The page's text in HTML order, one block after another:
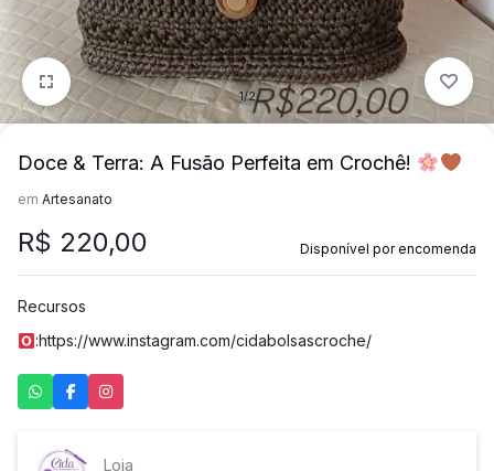
1/2
Doce & Terra: A Fusão Perfeita em Crochê!
em Artesanato
R$ 220,00 Disponível por encomenda
Recursos
:https://www.instagram.com/cidabolsascroche/
Loja